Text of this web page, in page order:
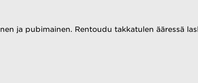
ja pubimainen. Rentoudu takkatulen ääressä